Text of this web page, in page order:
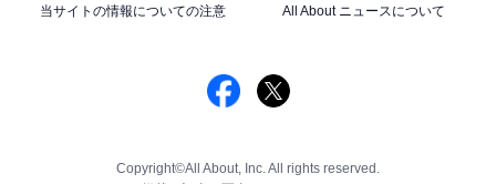
当サイトの情報についての注意
All About ニュースについて
Copyright©All About, Inc. All rights reserved.